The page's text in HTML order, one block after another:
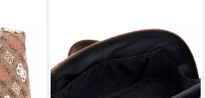
Kosmetiktasche Cosmetic
Travel Bag
64,91 €
-19%